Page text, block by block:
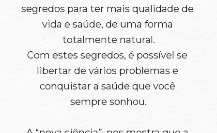
segredos para ter mais qualidade de
vida e saúde, de uma forma
totalmente natural.
Com estes segredos, é possível se
libertar de vários problemas e
conquistar a saúde que você
sempre sonhou.